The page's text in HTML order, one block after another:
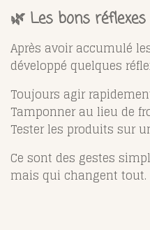
🌿 Les bons
Après avoir accumulé
développé quelques
Toujours agir
Tamponner au lieu de
Tester les produits sur
Ce sont des gestes
mais qui changent tout.